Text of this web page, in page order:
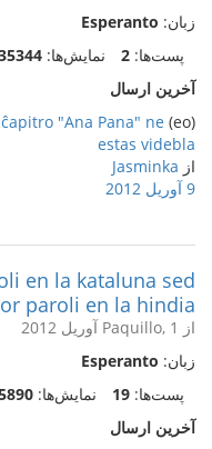
زبان: Esperanto
پست‌ها: 2 نمایش‌ها:
آخرین ارسال
(eo)
"Ana Pana" ne
estas videbla
از Jasminka
9 آوریل 2012
en la kataluna sed
paroli en la hindia?
از Paquillo, 1 آوریل 2012
زبان: Esperanto
پست‌ها: 19 نمایش‌ها:
آخرین ارسال